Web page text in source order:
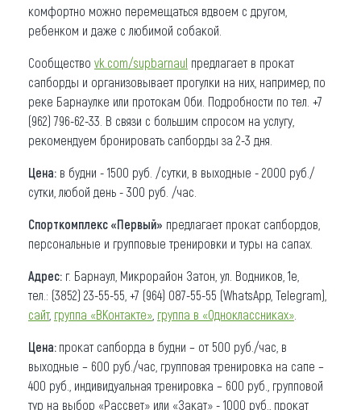
комфортно можно перемещаться вдвоем с другом,
ребенком и даже с любимой собакой.
Сообщество vk.com/supbarnaul предлагает в прокат
сапборды и организовывает прогулки на них, например, по
реке Барнаулке или протокам Оби. Подробности по тел. +7
(962) 796-62-33. В связи с большим спросом на услугу,
рекомендуем бронировать сапборды за 2-3 дня.
Цена: в будни - 1500 руб. /сутки, в выходные - 2000 руб./
сутки, любой день - 300 руб. /час.
Спорткомплекс «Первый» предлагает прокат сапбордов,
персональные и групповые тренировки и туры на сапах.
Адрес: г. Барнаул, Микрорайон Затон, ул. Водников, 1е,
тел.: (3852) 23-55-55, +7 (964) 087-55-55 (WhatsApp, Telegram),
сайт, группа «ВКонтакте» группа в «Одноклассниках»
Цена: прокат сапборда в будни – от 500 руб./час, в
выходные – 600 руб./час, групповая тренировка на сапе –
400 руб., индивидуальная тренировка – 600 руб., групповой
тур на выбор «Рассвет» или «Закат» - 1000 руб., прокат